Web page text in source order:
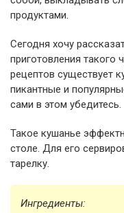
продуктами.
Сегодня хочу
приготовления
рецептов существует
пикантные и
сами в этом убедитесь.
Такое кушанье
столе. Для его
тарелку.
Ингредиенты: